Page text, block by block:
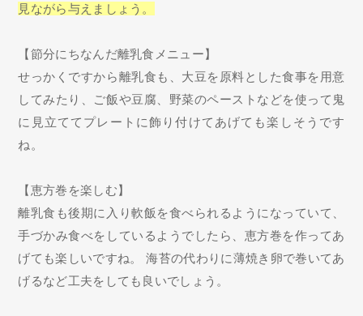
見ながら与えましょう。
【節分にちなんだ離乳食メニュー】
せっかくですから離乳食も、大豆を原料とした食事を用意
してみたり、ご飯や豆腐、野菜のペーストなどを使って鬼
に見立ててプレートに飾り付けてあげても楽しそうです
ね。
【恵方巻を楽しむ】
離乳食も後期に入り軟飯を食べられるようになっていて、
手づかみ食べをしているようでしたら、恵方巻を作ってあ
げても楽しいですね。 海苔の代わりに薄焼き卵で巻いてあ
げるなど工夫をしても良いでしょう。